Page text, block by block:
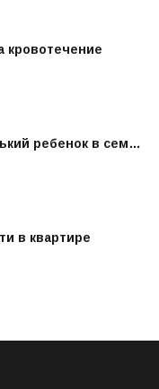
кровотечение
ребенок в сем…
в квартире